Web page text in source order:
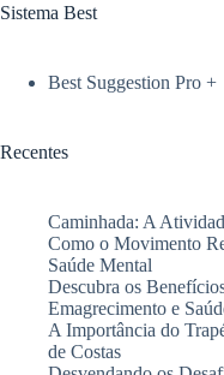
Sistema Best
Best Suggestion Pro +
Recentes
Caminhada: A
Como o Movimento
Saúde Mental
Descubra os
Emagrecimento e
A Importância do
de Costas